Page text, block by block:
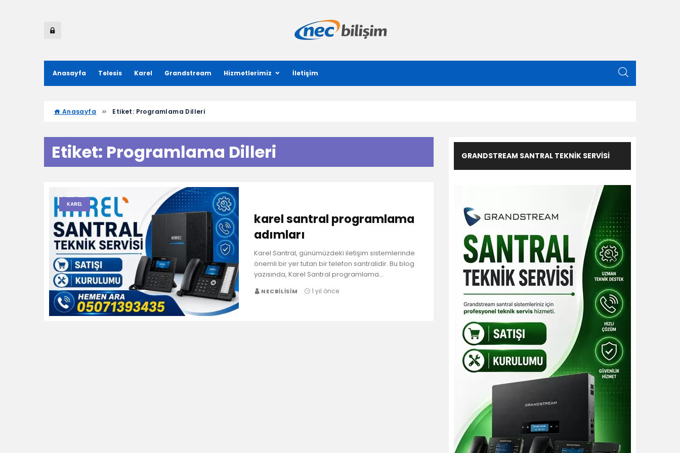
Anasayfa Telesis Karel Grandstream Hizmetlerimiz İletişim
Anasayfa Etiket: Programlama Dilleri
Etiket: Programlama Dilleri
KAREL
karel santral programlama
adımları
Karel Santral, günümüzdeki iletişim sistemlerinde
önemli bir yer tutan bir telefon santralidir. Bu blog
yazısında, Karel Santral programlama…
NECBILISIM 1 yıl önce
GRANDSTREAM SANTRAL TEKNIK SERVISI